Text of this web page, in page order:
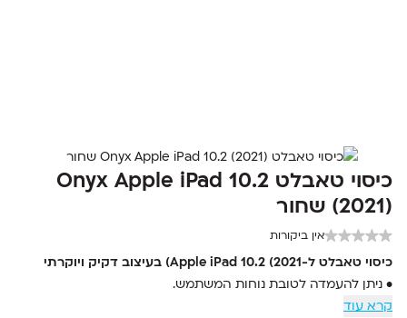
כיסוי טאבלט Onyx Apple iPad 10.2
(2021) שחור
אין ביקורות
כיסוי טאבלט ל-Apple iPad 10.2 (2021) בעיצוב דקיק ויוקרתי
• ניתן להעמדה לטובת נוחות המשתמש.
• גישה נוחה לכפתורי הטאבלט.
קרא עוד